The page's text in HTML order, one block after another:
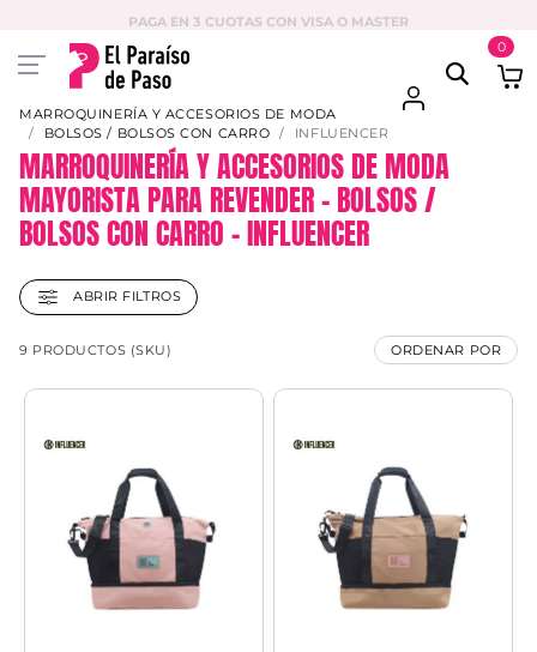
PAGA EN 3 CUOTAS CON VISA O MASTER
0
MARROQUINERÍA Y ACCESORIOS DE MODA
BOLSOS / BOLSOS CON CARRO
INFLUENCER
MARROQUINERÍA Y ACCESORIOS DE MODA
MAYORISTA PARA REVENDER – BOLSOS /
BOLSOS CON CARRO – INFLUENCER
ABRIR FILTROS
9 PRODUCTOS (SKU) ORDENAR POR